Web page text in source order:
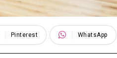
Pinterest WhatsApp